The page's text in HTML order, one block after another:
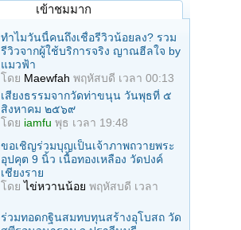
เข้าชมมาก
ทำไมวันนี้คนถึงเชื่อรีวิวน้อยลง? รวม
รีวิวจากผู้ใช้บริการจริง ญาณฮีลใจ by
แมวฟ้า
โดย Maewfah พฤหัสบดี เวลา 00:13
เสียงธรรมจากวัดท่าขนุน วันพุธที่ ๕
สิงหาคม ๒๕๖๙
โดย iamfu พุธ เวลา 19:48
ขอเชิญร่วมบุญเป็นเจ้าภาพถวายพระ
อุปคุต 9 นิ้ว เนื้อทองเหลือง วัดปงค์
เชียงราย
โดยไข่หวานน้อย พฤหัสบดี เวลา
ร่วมทอดกฐินสมทบทุนสร้างอุโบสถ วัด